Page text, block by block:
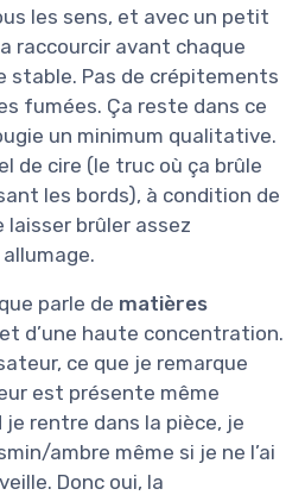
les sens, et avec un petit
raccourcir avant chaque
stable. Pas de crépitements
fumées. Ça reste dans ce
un minimum qualitative.
de cire (le truc où ça brûle
les bords), à condition de
laisser brûler assez
parle de matières
et d’une haute concentration.
ce que je remarque
est présente même
rentre dans la pièce, je
ambre même si je ne l’ai
Donc oui, la